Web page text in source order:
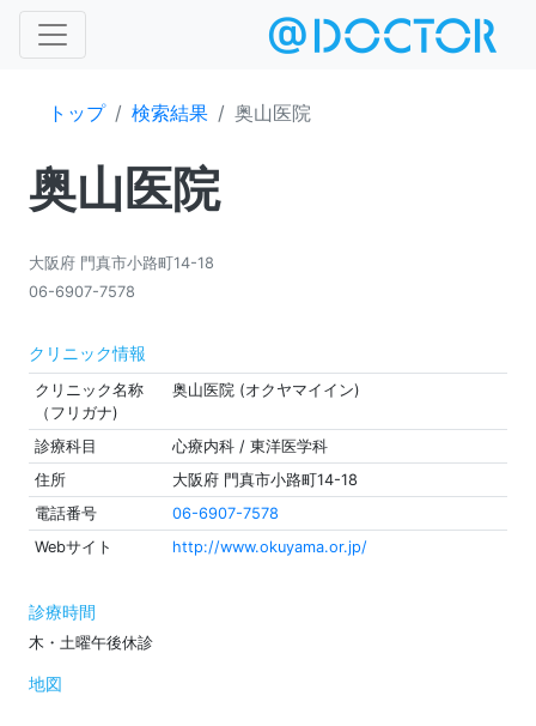
トップ 検索結果 奥山医院
奥山医院
大阪府 門真市小路町14-18
06-6907-7578
クリニック情報
クリニック名称
（フリガナ)
奥山医院 (オクヤマイイン)
診療科目
心療内科 / 東洋医学科
住所
大阪府 門真市小路町14-18
電話番号
06-6907-7578
Webサイト
http://www.okuyama.or.jp/
診療時間
木・土曜午後休診
地図